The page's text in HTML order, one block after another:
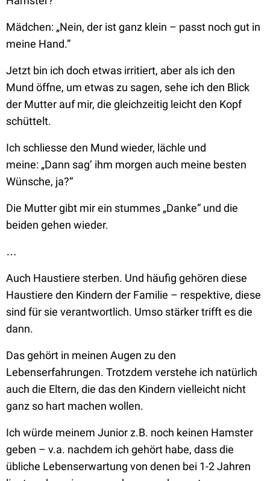
Mädchen: „Nein, der ist ganz klein – passt noch gut in
meine Hand.”
Jetzt bin ich doch etwas irritiert, aber als ich den
Mund öffne, um etwas zu sagen, sehe ich den Blick
der Mutter auf mir, die gleichzeitig leicht den Kopf
schüttelt.
Ich schliesse den Mund wieder, lächle und
meine: „Dann sag’ ihm morgen auch meine besten
Wünsche, ja?“
Die Mutter gibt mir ein stummes „Danke“ und die
beiden gehen wieder.
…
Auch Haustiere sterben. Und häufig gehören diese
Haustiere den Kindern der Familie – respektive, diese
sind für sie verantwortlich. Umso stärker trifft es die
dann.
Das gehört in meinen Augen zu den
Lebenserfahrungen. Trotzdem verstehe ich natürlich
auch die Eltern, die das den Kindern vielleicht nicht
ganz so hart machen wollen.
Ich würde meinem Junior z.B. noch keinen Hamster
geben – v.a. nachdem ich gehört habe, dass die
übliche Lebenserwartung von denen bei 1-2 Jahren